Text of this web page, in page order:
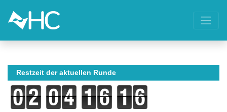
Restzeit der aktuellen Runde